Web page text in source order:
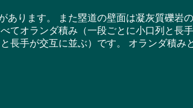
ります。 また塁道の壁面は凝灰質礫岩
てオランダ積み（一段ごとに小口列と長
長手が交互に並ぶ）です。 オランダ積み